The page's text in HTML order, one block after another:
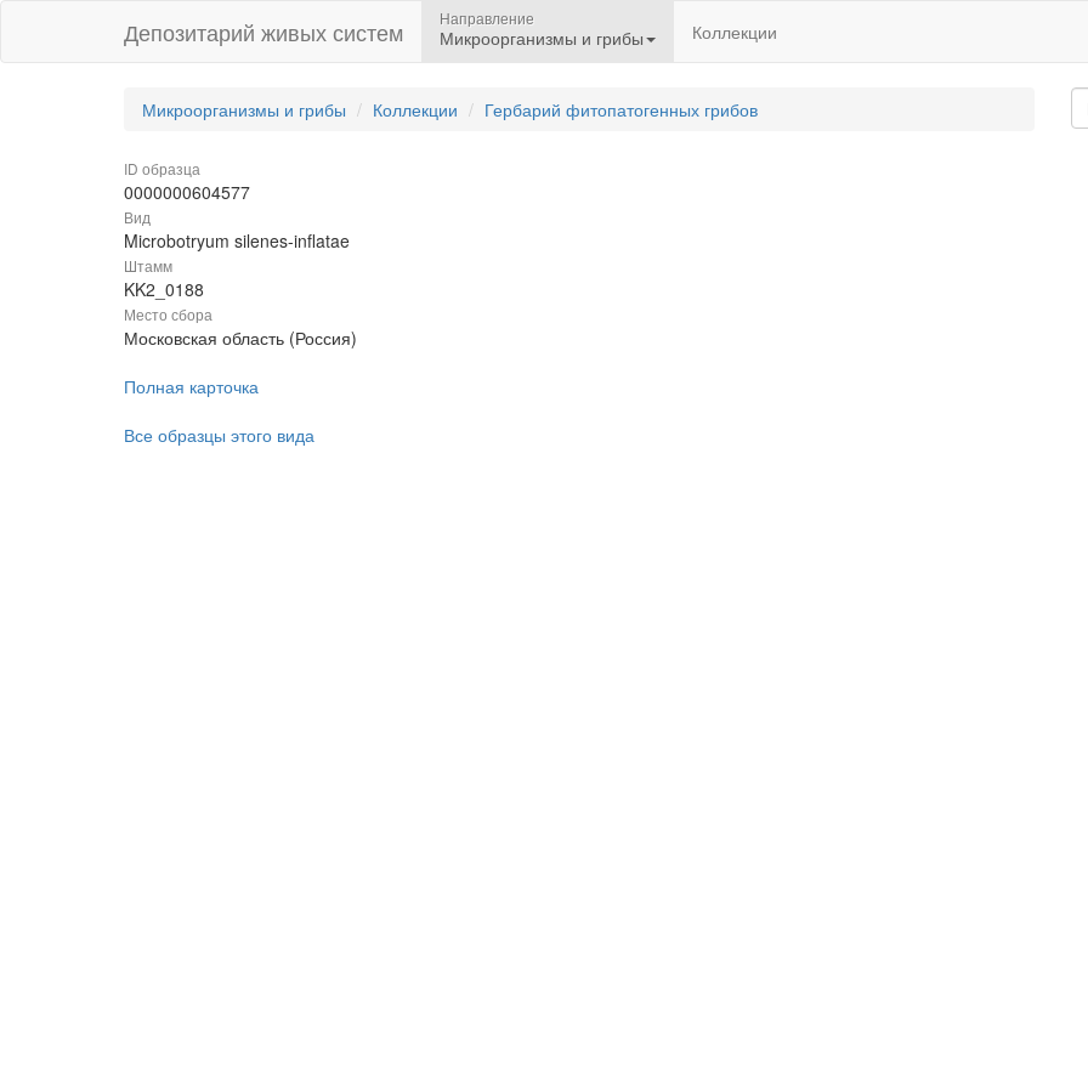
Депозитарий живых систем Направление
Микроорганизмы и грибы Коллекции
Микроорганизмы и грибы Коллекции Гербарий фитопатогенных грибов
ID образца
0000000604577
Вид
Microbotryum silenes-inflatae
Штамм
KK2_0188
Место сбора
Московская область (Россия)
Полная карточка
Все образцы этого вида